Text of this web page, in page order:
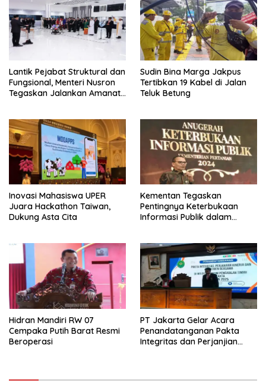
Lantik Pejabat Struktural dan
Fungsional, Menteri Nusron
Tegaskan Jalankan Amanat
Sudin Bina Marga Jakpus
Tertibkan 19 Kabel di Jalan
Teluk Betung
Inovasi Mahasiswa UPER
Juara Hackathon Taiwan,
Dukung Asta Cita
Kementan Tegaskan
Pentingnya Keterbukaan
Informasi Publik dalam
Hidran Mandiri RW 07
Cempaka Putih Barat Resmi
Beroperasi
PT Jakarta Gelar Acara
Penandatanganan Pakta
Integritas dan Perjanjian